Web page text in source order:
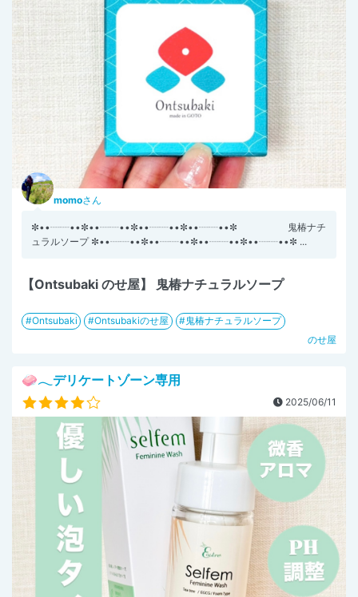
momoさん
✼••┈┈••✼••┈┈••✼••┈┈••✼••┈┈••✼ 鬼椿ナチ
ュラルソープ ✼••┈┈••✼••┈┈••✼••┈┈••✼••┈┈••✼ ...
【Ontsubaki のせ屋】 鬼椿ナチュラルソープ
Ontsubaki Ontsubakiのせ屋
鬼椿ナチュラルソープ
のせ屋
🧼𓂃デリケートゾーン専用
2025/06/11